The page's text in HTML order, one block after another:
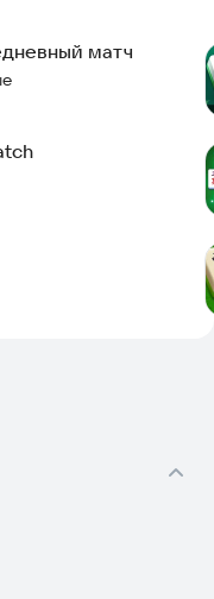
удобные для
в своем темпе
и подняться в
в
и получения
с нами:
свой путь к победе!
матч